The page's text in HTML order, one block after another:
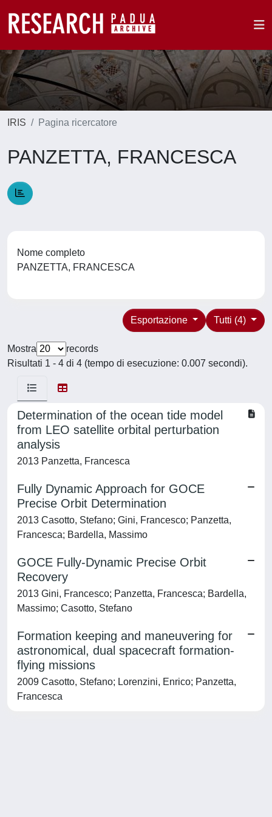
IRIS Pagina ricercatore
PANZETTA, FRANCESCA
Nome completo
PANZETTA, FRANCESCA
Tutti (4)
Esportazione
Mostra
records
Risultati 1 - 4 di 4 (tempo di esecuzione: 0.007 secondi).
Determination of the ocean tide model
from LEO satellite orbital perturbation
analysis
2013 Panzetta, Francesca
Fully Dynamic Approach for GOCE
Precise Orbit Determination
2013 Casotto, Stefano; Gini, Francesco; Panzetta,
Francesca; Bardella, Massimo
GOCE Fully-Dynamic Precise Orbit
Recovery
2013 Gini, Francesco; Panzetta, Francesca; Bardella,
Massimo; Casotto, Stefano
Formation keeping and maneuvering for
astronomical, dual spacecraft formation-
flying missions
2009 Casotto, Stefano; Lorenzini, Enrico; Panzetta,
Francesca